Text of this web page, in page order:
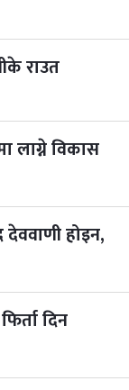
राउत
लाग्ने विकास
देववाणी होइन,
दिन